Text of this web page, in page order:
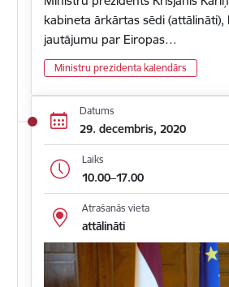
kabineta ārkārtas sēdi
jautājumu par Eiropas…
Ministru prezidenta kalendārs
Datums
29. decembris, 2020
Laiks
10.00–17.00
Atrašanās vieta
attālināti